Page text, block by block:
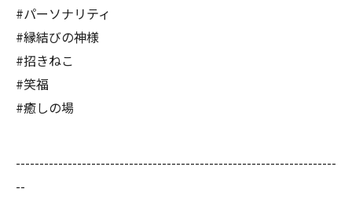
#パーソナリティ
#縁結びの神様
#招きねこ
#笑福
#癒しの場
--------------------------------------------------------------------
--